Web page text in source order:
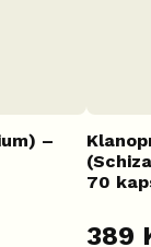
–
70
389